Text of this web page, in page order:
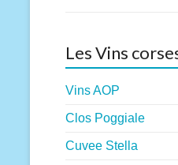
Les Vins
Vins AOP
Clos Poggiale
Cuvee Stella